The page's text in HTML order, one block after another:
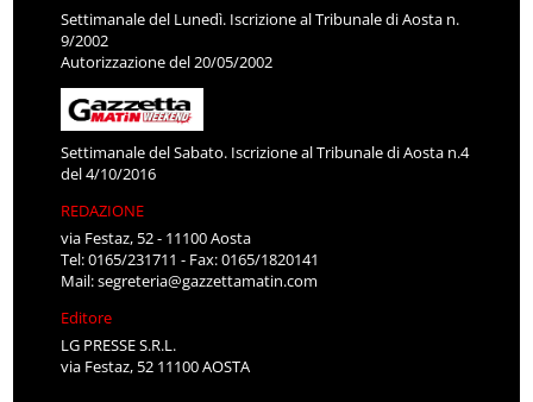
Settimanale del Lunedì. Iscrizione al Tribunale di Aosta n.
9/2002
Autorizzazione del 20/05/2002
Settimanale del Sabato. Iscrizione al Tribunale di Aosta n.4
del 4/10/2016
REDAZIONE
via Festaz, 52 - 11100 Aosta
Tel: 0165/231711 - Fax: 0165/1820141
Mail:segreteria@gazzettamatin.com
Editore
LG PRESSE S.R.L.
via Festaz, 52 11100 AOSTA